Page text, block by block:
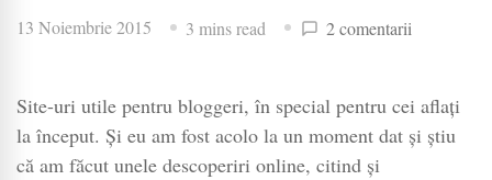
13 Noiembrie 2015 3 mins read 2 comentarii
utile
pentru
Site-uri utile pentru bloggeri, în special pentru cei aflați
la început. Și eu am fost acolo la un moment dat și știu
că am făcut unele descoperiri online, citind și